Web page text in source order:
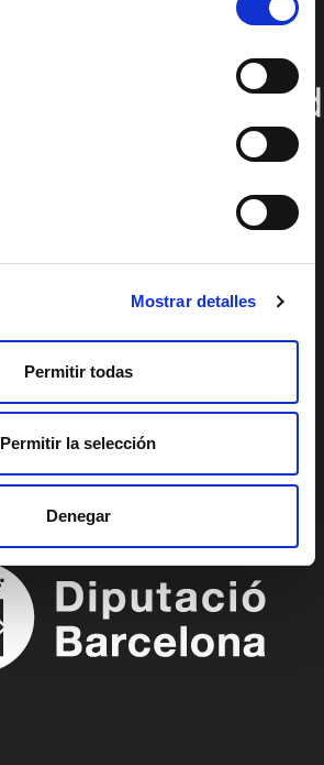
Mostrar detalles
Permitir todas
Permitir la selección
Denegar